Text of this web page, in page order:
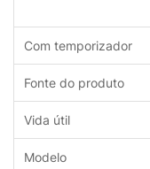
Com temporizador
Fonte do produto
Vida útil
Modelo